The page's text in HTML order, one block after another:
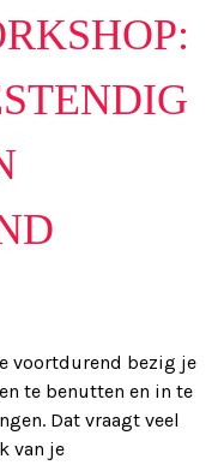
voortdurend bezig je
te benutten en in te
Dat vraagt veel
van je